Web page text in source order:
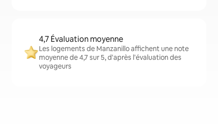
4,7 Évaluation moyenne
Les logements de Manzanillo affichent une note
moyenne de 4,7 sur 5, d'après l'évaluation des
voyageurs